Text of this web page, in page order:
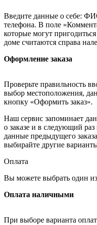
Введите данные о себе:
телефона. В поле
которые могут
доме считаются справа
Оформление заказа
Проверьте правильность
выбор местоположения,
кнопку «Оформить заказ».
Наш сервис запоминает
о заказе и в следующий
данные предыдущего
выбирайте другие
Оплата
Вы можете выбрать один
Оплата наличными
При выборе варианта